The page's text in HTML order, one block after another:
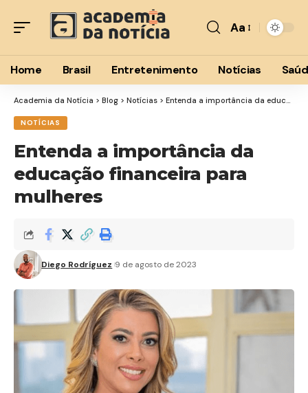
Font
Resizer
Aa
Home Brasil Entretenimento Notícias
Academia da Notícia > Blog > Notícias > Entenda a importância da educação financeira para mulheres
NOTÍCIAS
Entenda a importância da
educação financeira para
mulheres
Diego Rodríguez 9 de agosto de 2023